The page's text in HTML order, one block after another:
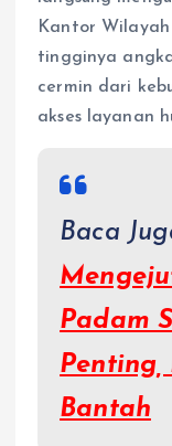
Kantor Wilayah
tingginya
cermin dari
akses layanan
Baca
Padam
Penting,
Bantah